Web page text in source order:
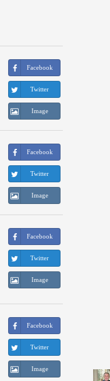
Facebook
Twitter
Image
Facebook
Twitter
Image
Facebook
Twitter
Image
Facebook
Twitter
Image